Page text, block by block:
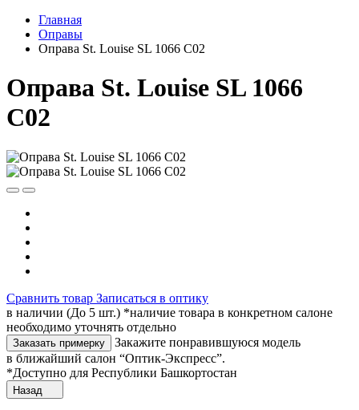
Главная
Оправы
Оправа St. Louise SL 1066 C02
Оправа St. Louise SL 1066
C02
Сравнить товар Записаться в оптику
в наличии (До 5 шт.) *наличие товара в конкретном салоне
необходимо уточнять отдельно
Заказать примерку
Закажите понравившуюся модель
в ближайший салон “Оптик-Экспресс”.
*Доступно для Республики Башкортостан
Назад